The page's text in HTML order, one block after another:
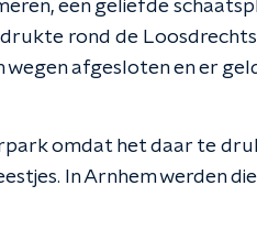
een geliefde
rond de
wegen afgesloten en er
omdat het daar te
In Arnhem werden